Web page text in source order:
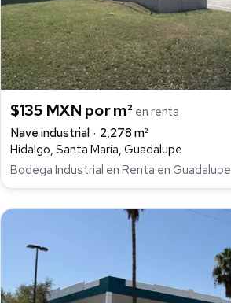
$135 MXN por m² en renta
Nave industrial
2,278 m²
Hidalgo, Santa María, Guadalupe
Bodega Industrial en Renta en Guadalupe